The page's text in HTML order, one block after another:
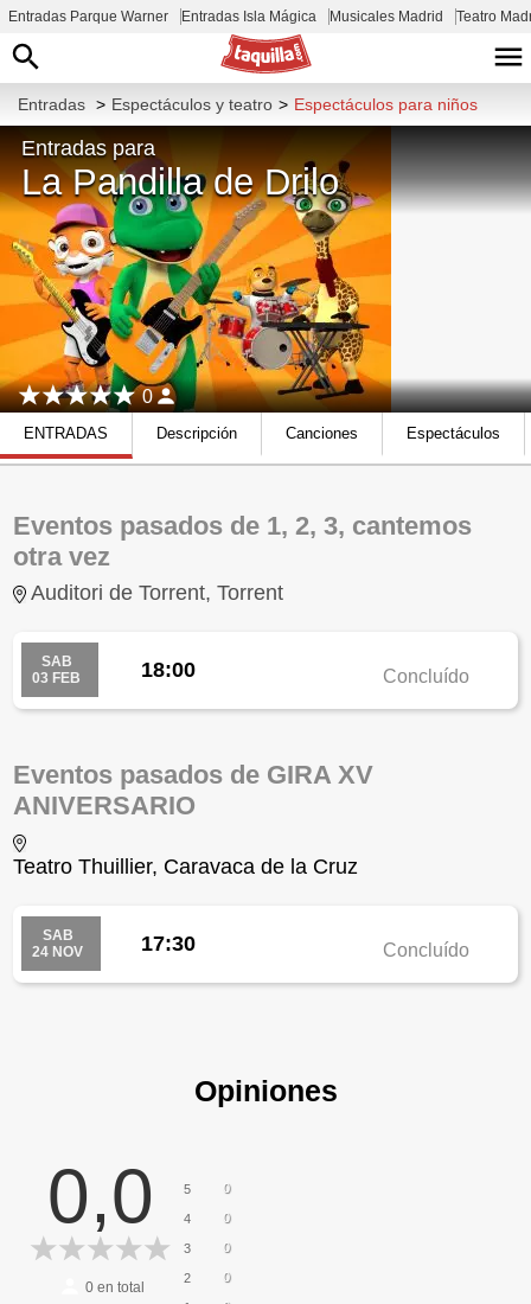
Entradas Parque Warner Entradas Isla Mágica Musicales Madrid Teatro
Entradas > Espectáculos y teatro > Espectáculos para niños
Entradas para
La Pandilla de Drilo
0
ENTRADAS Descripción Canciones Espectáculos
Eventos pasados de 1, 2, 3, cantemos
otra vez
Auditori de Torrent, Torrent
SAB
03 FEB
18:00 Concluído
Eventos pasados de GIRA XV
ANIVERSARIO
Teatro Thuillier, Caravaca de la Cruz
SAB
24 NOV
17:30 Concluído
Opiniones
0,0
0en total
5 0
4 0
3 0
2 0